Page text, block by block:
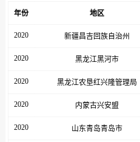
年份 地区
2020 新疆昌吉回族自治州
2020 黑龙江黑河市
2020 黑龙江农垦红兴隆管理局
2020 内蒙古兴安盟
2020 山东青岛青岛市